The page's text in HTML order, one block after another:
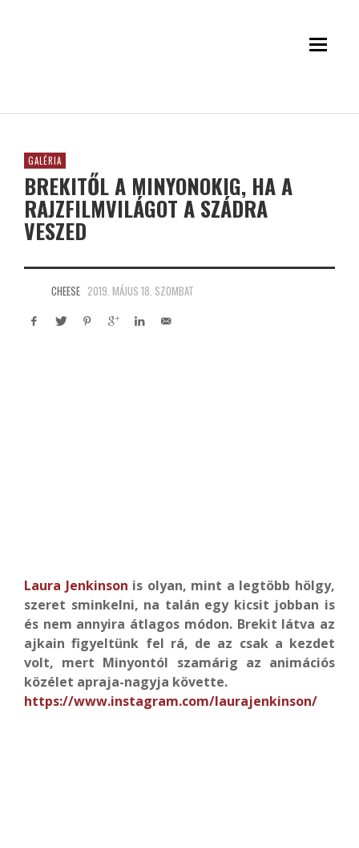
GALÉRIA
BREKITŐL A MINYONOKIG, HA A
RAJZFILMVILÁGOT A SZÁDRA
VESZED
CHEESE 2019. MÁJUS 18. SZOMBAT
Laura Jenkinson is olyan, mint a legtöbb hölgy,
szeret sminkelni, na talán egy kicsit jobban is
és nem annyira átlagos módon. Brekit látva az
ajkain figyeltünk fel rá, de az csak a kezdet
volt, mert Minyontól szamárig az animációs
közélet apraja-nagyja követte.
https://www.instagram.com/laurajenkinson/